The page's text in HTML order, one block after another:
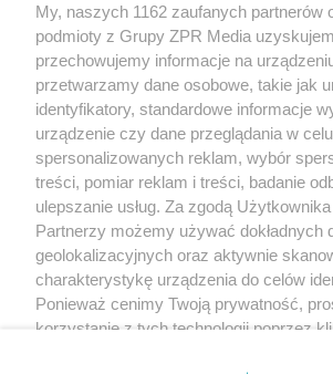
Żaden utwór zamieszczony w serwisie nie może
rozpowszechniany lub dalej rozpowszechniany w
tym także elektroniczny lub mechaniczny) na
eksploatacji w jakiejkolwiek formie, włącznie z
bez pisemnej zgody właściciela praw. Jakiekolwiek
wykorzystanie utworów w całości lub w części z
bez właściwej zgody, jest zabronione pod groźbą
prawnie.
O nas
My, naszych 1162 zaufanych partnerów
podmioty z Grupy ZPR Media
przechowujemy informacje na
przetwarzamy dane osobowe, takie jak
identyfikatory, standardowe informacje
urządzenie czy dane przeglądania w
spersonalizowanych reklam, wybór
treści, pomiar reklam i treści, badanie
ulepszanie usług. Za zgodą
Partnerzy możemy używać dokładnych
geolokalizacyjnych oraz aktywnie
charakterystykę urządzenia do celów
Ponieważ cenimy Twoją prywatność,
korzystanie z tych technologii poprzez